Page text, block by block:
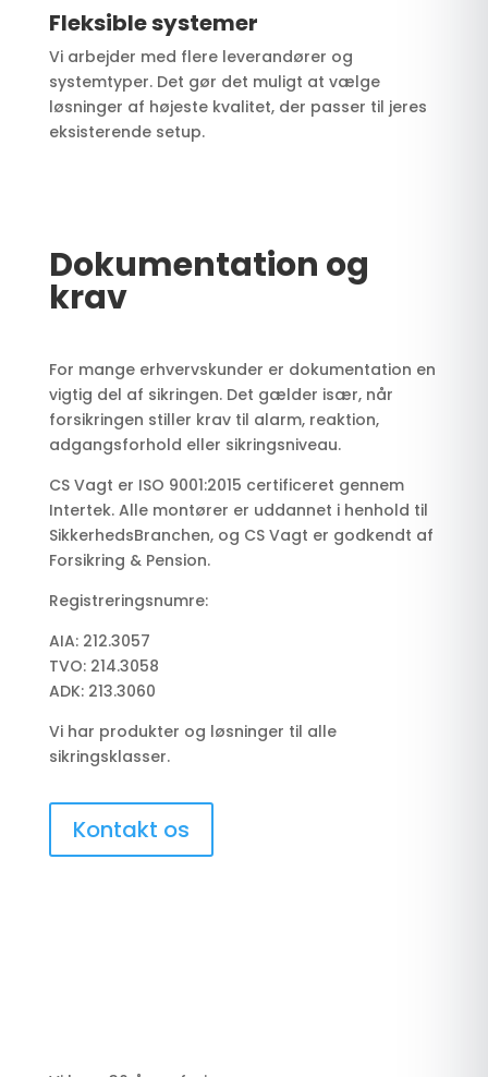
Fleksible systemer
Vi arbejder med flere leverandører og
systemtyper. Det gør det muligt at vælge
løsninger af højeste kvalitet, der passer til jeres
eksisterende setup.
Dokumentation og
krav
For mange erhvervskunder er dokumentation en
vigtig del af sikringen. Det gælder især, når
forsikringen stiller krav til alarm, reaktion,
adgangsforhold eller sikringsniveau.
CS Vagt er ISO 9001:2015 certificeret gennem
Intertek. Alle montører er uddannet i henhold til
SikkerhedsBranchen, og CS Vagt er godkendt af
Forsikring & Pension.
Registreringsnumre:
AIA: 212.3057
TVO: 214.3058
ADK: 213.3060
Vi har produkter og løsninger til alle
sikringsklasser.
Kontakt os